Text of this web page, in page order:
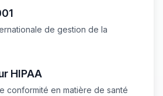
de gestion de la
HIPAA
conformité en matière de santé